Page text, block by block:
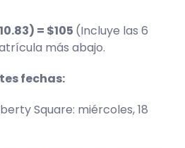
= $105 (Incluye las 6
más abajo.
fechas:
Square: miércoles, 18